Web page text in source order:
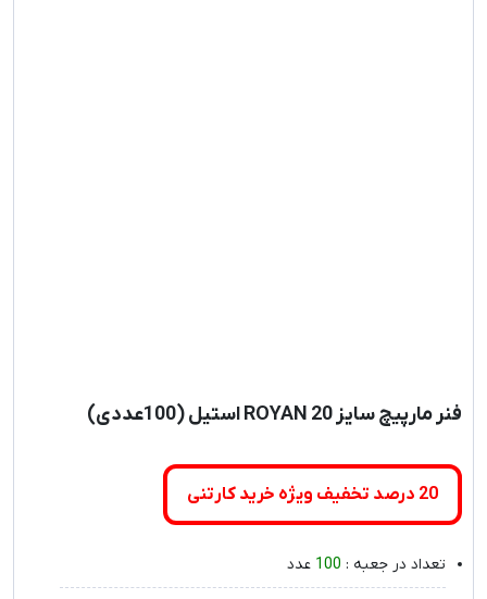
فنر مارپیچ سایز 20 ROYAN استیل (100عددی)
20 درصد تخفیف ویژه خرید کارتنی
تعداد در جعبه : 100 عدد